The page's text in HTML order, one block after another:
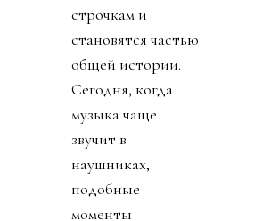
строчкам и
становятся частью
общей истории.
Сегодня, когда
музыка чаще
звучит в
наушниках,
подобные
моменты